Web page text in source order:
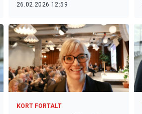
26.02.2026 12:59
KORT FORTALT